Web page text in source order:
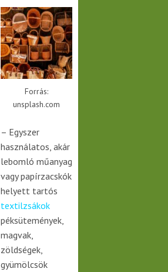
Forrás:
unsplash.com
– Egyszer
használatos, akár
lebomló műanyag
vagy papírzacskók
helyett tartós
textilzsákok
péksütemények,
magvak,
zöldségek,
gyümölcsök